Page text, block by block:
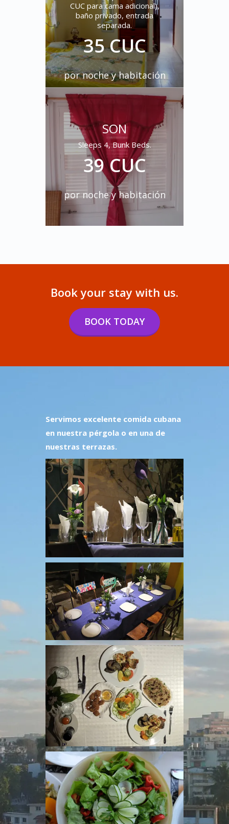
CUC para cama adicional),
baño privado, entrada
separada.
35 CUC
por noche y habitación
MOZAMBIQUE
(English) Two beds, sleep 1, 2
or 3, private bathroom,
separate entry, terrace
35 CUC
por noche y habitación
SON
Sleeps 4, Bunk Beds.
39 CUC
por noche y habitación
Book your stay with us.
BOOK TODAY
Servimos excelente comida cubana
en nuestra pérgola o en una de
nuestras terrazas.